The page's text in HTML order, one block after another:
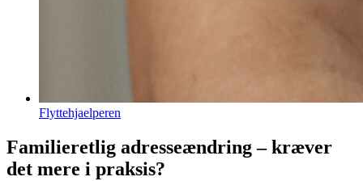
Flyttehjaelperen
Familieretlig adresseændring – kræver
det mere i praksis?